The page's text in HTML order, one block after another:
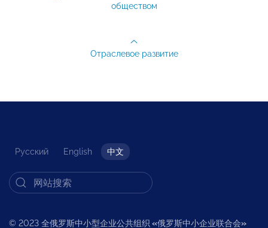
обществом
Отраслевое развитие
Русский English 中文
© 2023 全俄罗斯中小型企业公共组织 «俄罗斯中小企业联合会»